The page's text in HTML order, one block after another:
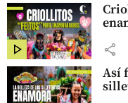
share
Así